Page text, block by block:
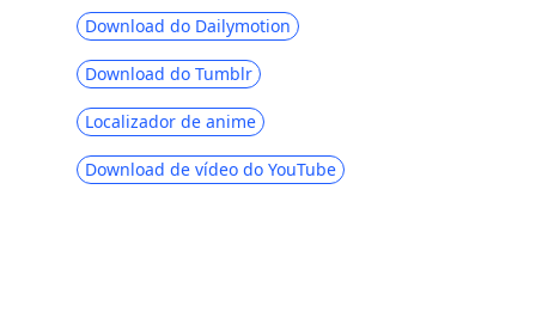
Como recuperar mensagens excluídas
do Facebook com sucesso
Downloader de vídeo FBDOWN | 7
FB
Download do Dailymotion
Download do Tumblr
Localizador de anime
Download de vídeo do YouTube